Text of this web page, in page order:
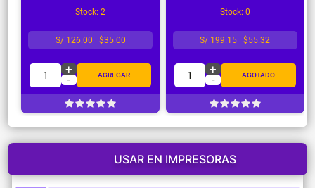
Stock: 2
S/ 126.00 | $35.00
1 +
- AGREGAR
Stock: 0
S/ 199.15 | $55.32
1 +
- AGOTADO
USAR EN IMPRESORAS